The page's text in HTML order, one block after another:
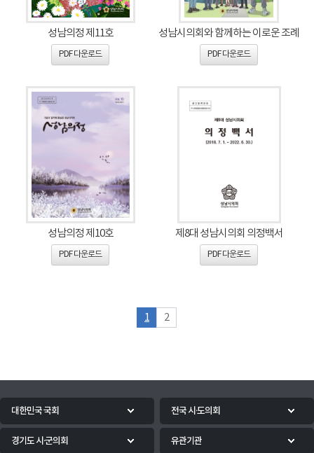
성남의정 제11호
PDF 다운로드
성남시의회와 함께하는 이로운 조례
PDF 다운로드
성남의정 제10호
PDF 다운로드
제8대 성남시의회 의정백서
PDF 다운로드
1 2
대한민국 국회 전국 시·도의회
경기도 시·군의회 유관기관